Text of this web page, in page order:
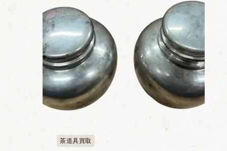
茶道具買取